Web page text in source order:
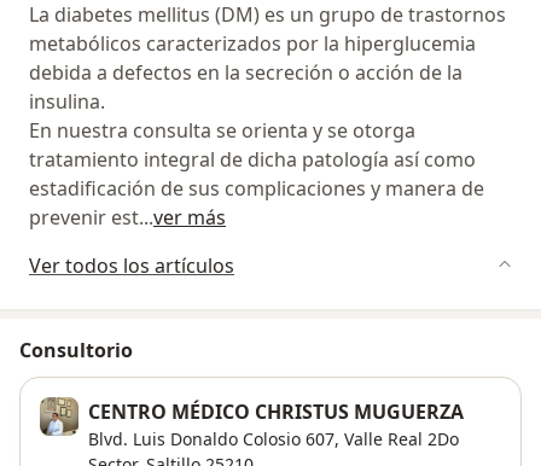
La diabetes mellitus (DM) es un grupo de trastornos
metabólicos caracterizados por la hiperglucemia
debida a defectos en la secreción o acción de la
insulina.
En nuestra consulta se orienta y se otorga
tratamiento integral de dicha patología así como
estadificación de sus complicaciones y manera de
prevenir est...ver más
Ver todos los artículos
Consultorio
CENTRO MÉDICO CHRISTUS MUGUERZA
Blvd. Luis Donaldo Colosio 607, Valle Real 2Do